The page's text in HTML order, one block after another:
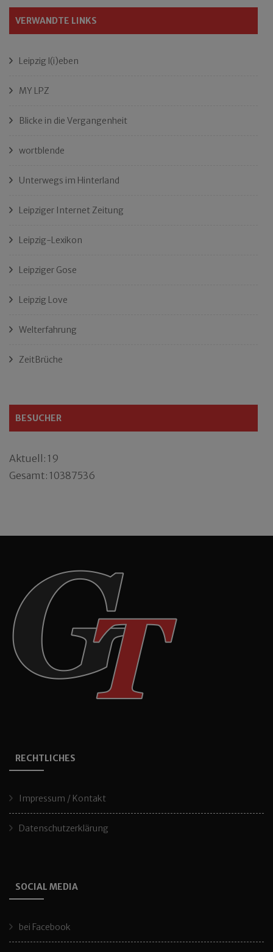
VERWANDTE LINKS
Leipzig l(i)eben
MY LPZ
Blicke in die Vergangenheit
wortblende
Unterwegs im Hinterland
Leipziger Internet Zeitung
Leipzig-Lexikon
Leipziger Gose
Leipzig Love
Welterfahrung
ZeitBrüche
BESUCHER
Aktuell: 19
Gesamt: 10387536
RECHTLICHES
Impressum / Kontakt
Datenschutzerklärung
SOCIAL MEDIA
bei Facebook